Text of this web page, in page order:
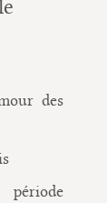
des
période